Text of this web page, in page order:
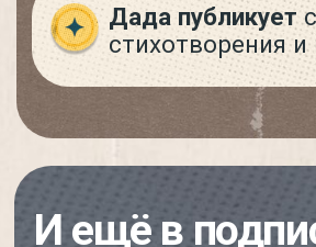
Подписаться
курсам и интенсивам с Дадой
и другими спикерами
проекта